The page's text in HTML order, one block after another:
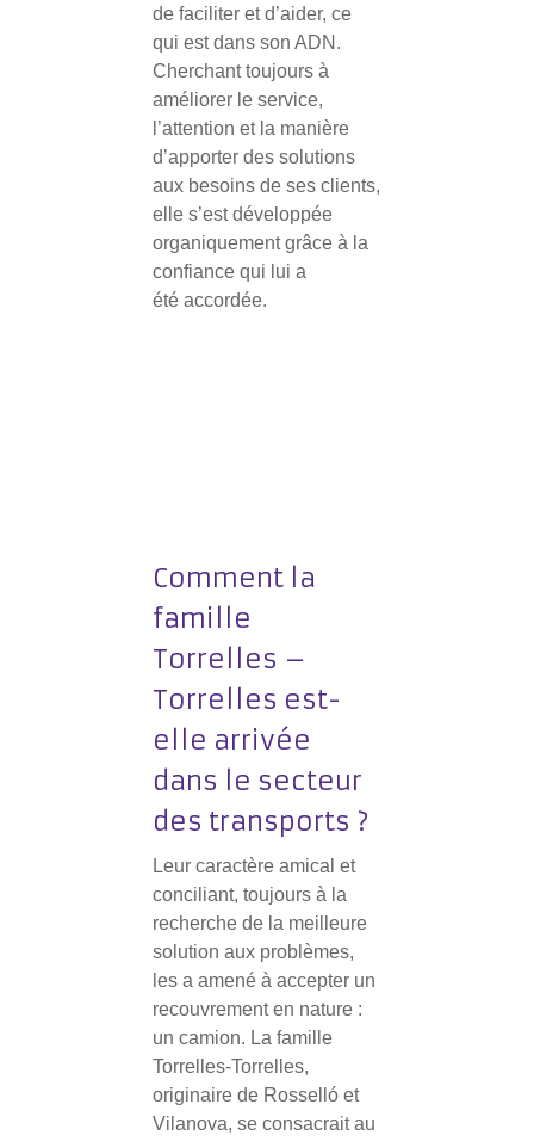
de faciliter et d’aider, ce
qui est dans son ADN.
Cherchant toujours à
améliorer le service,
l’attention et la manière
d’apporter des solutions
aux besoins de ses clients,
elle s’est développée
organiquement grâce à la
confiance qui lui a
été accordée.
Comment la
famille
Torrelles –
Torrelles est-
elle arrivée
dans le secteur
des transports ?
Leur caractère amical et
conciliant, toujours à la
recherche de la meilleure
solution aux problèmes,
les a amené à accepter un
recouvrement en nature :
un camion. La famille
Torrelles-Torrelles,
originaire de Rosselló et
Vilanova, se consacrait au